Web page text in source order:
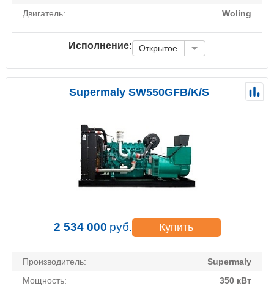
Двигатель:
Woling
Исполнение: Открытое
Supermaly SW550GFB/K/S
2 534 000 руб. Купить
Производитель:
Supermaly
Мощность:
350 кВт